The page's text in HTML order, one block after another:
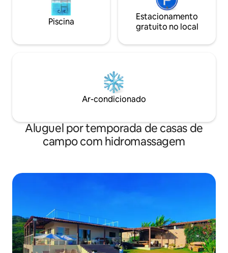
Piscina
Estacionamento
gratuito no local
Ar-condicionado
Aluguel por temporada de casas de
campo com hidromassagem